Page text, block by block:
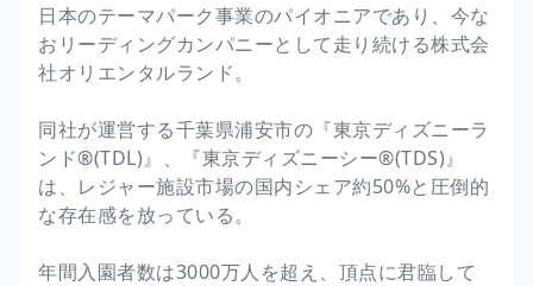
日本のテーマパーク事業のパイオニアであり、今な
おリーディングカンパニーとして走り続ける株式会
社オリエンタルランド。
同社が運営する千葉県浦安市の『東京ディズニーラ
ンド®(TDL)』、『東京ディズニーシー®(TDS)』
は、レジャー施設市場の国内シェア約50%と圧倒的
な存在感を放っている。
年間入園者数は3000万人を超え、頂点に君臨して